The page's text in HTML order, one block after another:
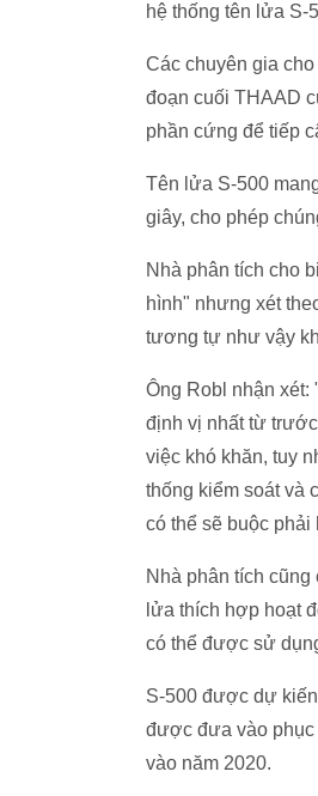
hệ thống tên lửa S-
Các chuyên gia
đoạn cuối THAAD
phần cứng để tiếp
Tên lửa S-500
giây, cho phép
Nhà phân tích cho
hình" nhưng xét
tương tự như vậy
Ông Robl nhận
định vị nhất từ
việc khó khăn, tuy
thống kiểm soát và
có thể sẽ buộc phải
Nhà phân tích
lửa thích hợp hoạt
có thể được sử
S-500 được dự
được đưa vào phục
vào năm 2020.